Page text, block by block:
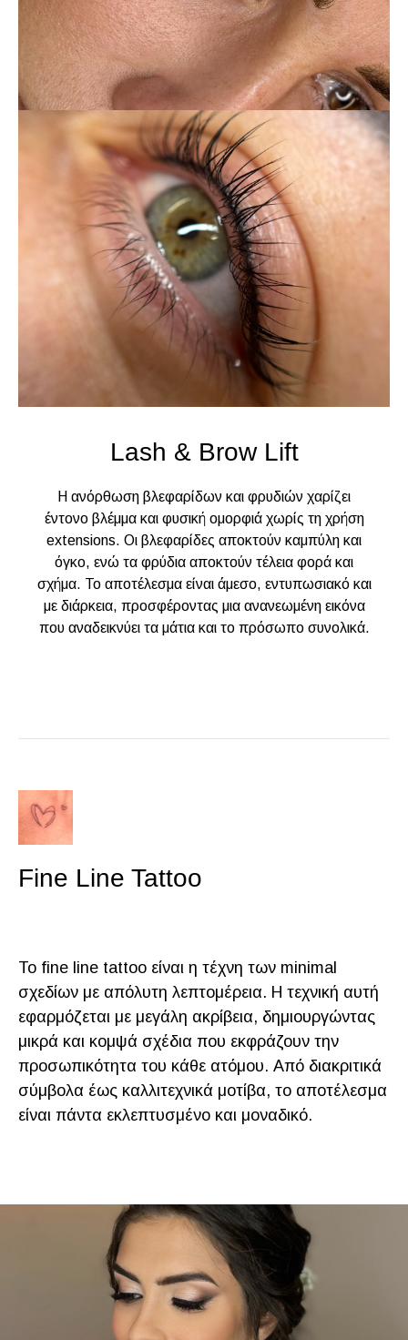
Lash & Brow Lift
Η ανόρθωση βλεφαρίδων και φρυδιών χαρίζει
έντονο βλέμμα και φυσική ομορφιά χωρίς τη χρήση
extensions. Οι βλεφαρίδες αποκτούν καμπύλη και
όγκο, ενώ τα φρύδια αποκτούν τέλεια φορά και
σχήμα. Το αποτέλεσμα είναι άμεσο, εντυπωσιακό και
με διάρκεια, προσφέροντας μια ανανεωμένη εικόνα
που αναδεικνύει τα μάτια και το πρόσωπο συνολικά.
Fine Line Tattoo
Το fine line tattoo είναι η τέχνη των minimal
σχεδίων με απόλυτη λεπτομέρεια. Η τεχνική αυτή
εφαρμόζεται με μεγάλη ακρίβεια, δημιουργώντας
μικρά και κομψά σχέδια που εκφράζουν την
προσωπικότητα του κάθε ατόμου. Από διακριτικά
σύμβολα έως καλλιτεχνικά μοτίβα, το αποτέλεσμα
είναι πάντα εκλεπτυσμένο και μοναδικό.